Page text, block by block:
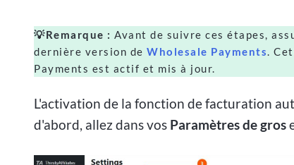
💡Remarque : Avant de suivre ces étapes,
dernière version de Wholesale Payments.
Payments est actif et mis à jour.
L'activation de la fonction de facturation
d'abord, allez dans vos Paramètres de gros